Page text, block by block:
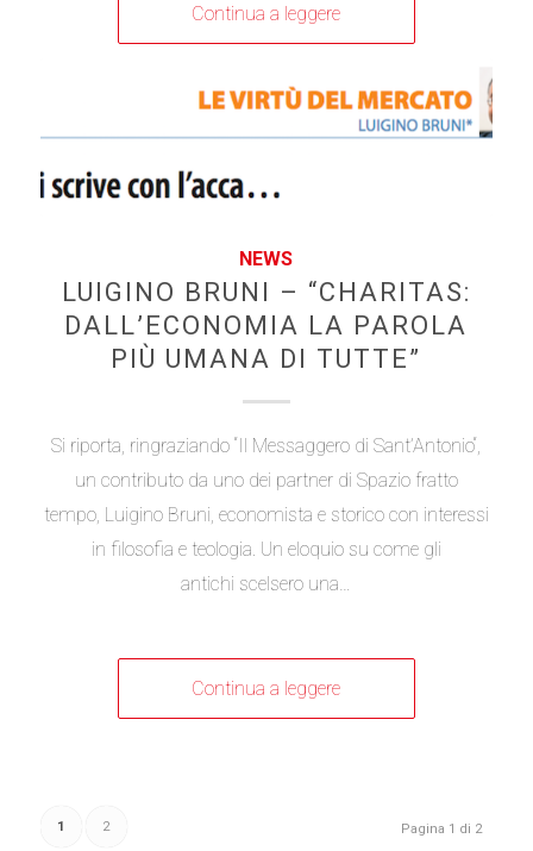
Continua a leggere
NEWS
LUIGINO BRUNI – “CHARITAS:
DALL’ECONOMIA LA PAROLA
PIÙ UMANA DI TUTTE”
Si riporta, ringraziando “Il Messaggero di Sant’Antonio“,
un contributo da uno dei partner di Spazio fratto
tempo, Luigino Bruni, economista e storico con interessi
in filosofia e teologia. Un eloquio su come gli
antichi scelsero una…
Continua a leggere
Pagina 1 di 2
1 2